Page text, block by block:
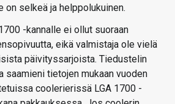
on selkeä ja helppolukuinen.
-kannalle ei ollut suoraan
eikä valmistaja ole vielä
päivityssarjoista. Tiedustelin
saamieni tietojen mukaan vuoden
coolerierissä LGA 1700 -